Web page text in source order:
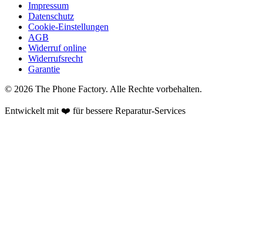
Impressum
Datenschutz
Cookie-Einstellungen
AGB
Widerruf online
Widerrufsrecht
Garantie
© 2026 The Phone Factory. Alle Rechte vorbehalten.
Entwickelt mit ❤️ für bessere Reparatur-Services